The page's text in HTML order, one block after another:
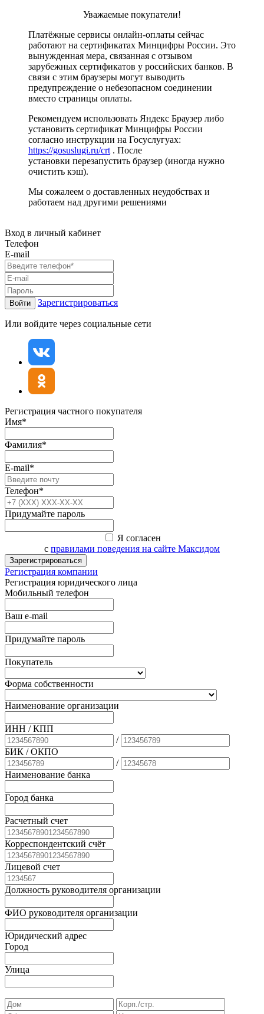
Уважаемые покупатели!
Платёжные сервисы онлайн-оплаты сейчас
работают на сертификатах Минцифры России. Это
вынужденная мера, связанная с отзывом
зарубежных сертификатов у российских банков. В
связи с этим браузеры могут выводить
предупреждение о небезопасном соединении
вместо страницы оплаты.
Рекомендуем использовать Яндекс Браузер либо
установить сертификат Минцифры России
согласно инструкции на Госуслугуах:
https://gosuslugi.ru/crt . После
установки перезапустить браузер (иногда нужно
очистить кэш).
Мы сожалеем о доставленных неудобствах и
работаем над другими решениями
Вход в личный кабинет
Телефон
E-mail
Войти Зарегистрироваться
Или войдите через социальные сети
Регистрация частного покупателя
Имя*
Фамилия*
E-mail*
Телефон*
Придумайте пароль
Я согласен
с правилами поведения на сайте Максидом
Зарегистрироваться
Регистрация компании
Регистрация юридического лица
Мобильный телефон
Ваш e-mail
Придумайте пароль
Покупатель
Форма собственности
Наименование организации
ИНН / КПП
/
БИК / ОКПО
/
Наименование банка
Город банка
Расчетный счет
Корреспондентский счёт
Лицевой счет
Должность руководителя организации
ФИО руководителя организации
Юридический адрес
Город
Улица